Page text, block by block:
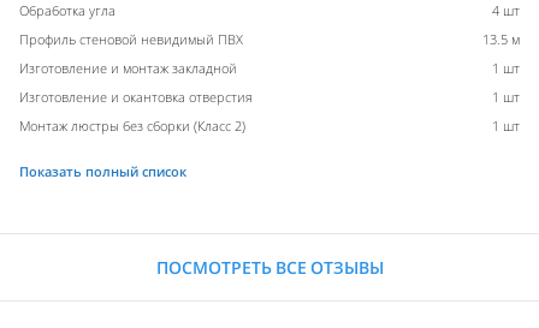
Обработка угла
4 шт
Профиль стеновой невидимый ПВХ
13.5 м
Изготовление и монтаж закладной
1 шт
Изготовление и окантовка отверстия
1 шт
Монтаж люстры без сборки (Класс 2)
1 шт
Показать полный список
ПОСМОТРЕТЬ ВСЕ ОТЗЫВЫ